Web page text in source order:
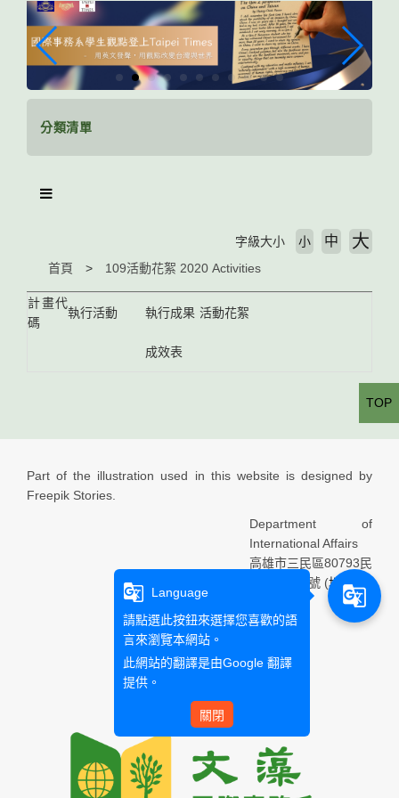
分類清單
首頁 109活動花絮 2020 Activities
字級大小 小 中 大
計畫代
碼
執行活動 執行成果 活動花絮
成效表
Part of the illustration used in this website is designed by
Freepik Stories.
Department of
International Affairs
高雄市三民區80793民
族一路900號 (地圖
Email：
TOP
g_translate
Language
請點選此按鈕來選擇您喜歡的語
言來瀏覽本網站。
此網站的翻譯是由Google 翻譯
提供。
關閉
g_translate